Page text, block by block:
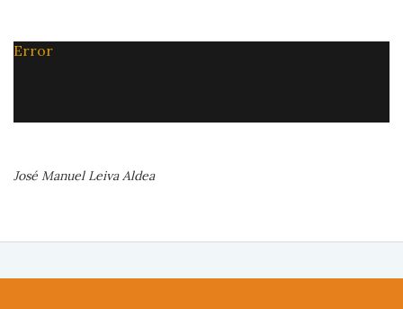
Error
José Manuel Leiva Aldea